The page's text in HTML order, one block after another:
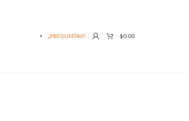
¿PREGUNTAS? $0.00